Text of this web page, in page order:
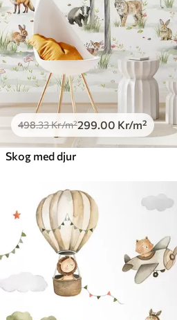
498.33Kr/m²299.00 Kr/m²
Skog med djur